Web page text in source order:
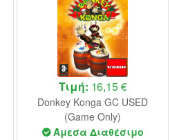
Τιμή: 16,15 €
Donkey Konga GC USED
(Game Only)
Άμεσα Διαθέσιμο